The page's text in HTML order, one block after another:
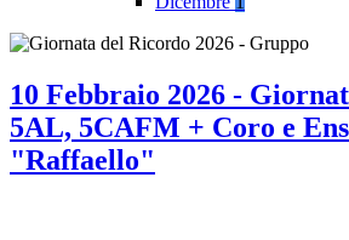
10 Febbraio 2026 -
5AL, 5CAFM + Coro e
"Raffaello"